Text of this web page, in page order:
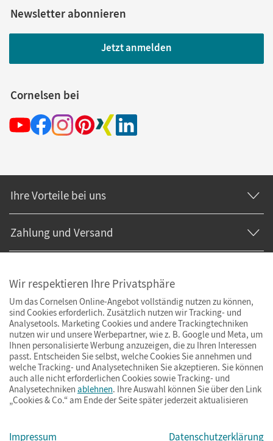
Newsletter abonnieren
Jetzt anmelden
Cornelsen bei
Ihre Vorteile bei uns
Zahlung und Versand
© Cornelsen Verlag 2026
ImpressumAGBDatenschutzBarrierefreiheitCookies & Co.
Wir respektieren Ihre Privatsphäre
Um das Cornelsen Online-Angebot vollständig nutzen zu können,
sind Cookies erforderlich. Zusätzlich nutzen wir Tracking- und
Analysetools. Marketing Cookies und andere Trackingtechniken
nutzen wir und unsere Werbepartner, wie z. B. Google und Meta, um
Ihnen personalisierte Werbung anzuzeigen, die zu Ihren Interessen
passt. Entscheiden Sie selbst, welche Cookies Sie annehmen und
welche Tracking- und Analysetechniken Sie akzeptieren. Sie können
auch alle nicht erforderlichen Cookies sowie Tracking- und
Analysetechniken ablehnen. Ihre Auswahl können Sie über den Link
„Cookies & Co.“ am Ende der Seite später jederzeit aktualisieren
Impressum Datenschutzerklärung